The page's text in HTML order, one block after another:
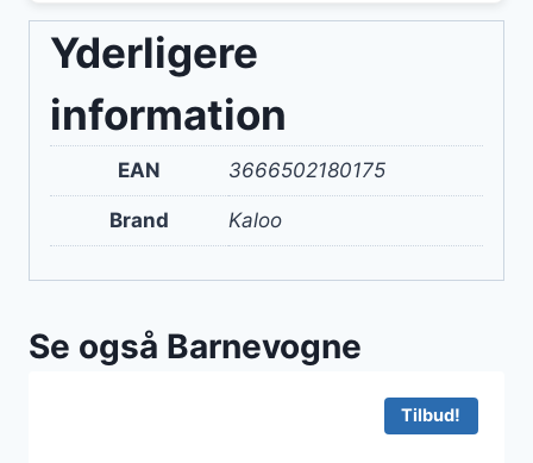
Yderligere
information
EAN 3666502180175
Brand Kaloo
Se også Barnevogne
Tilbud!